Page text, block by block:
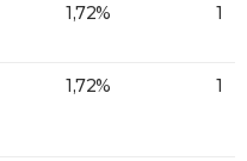
1,72% 1
1,72% 1